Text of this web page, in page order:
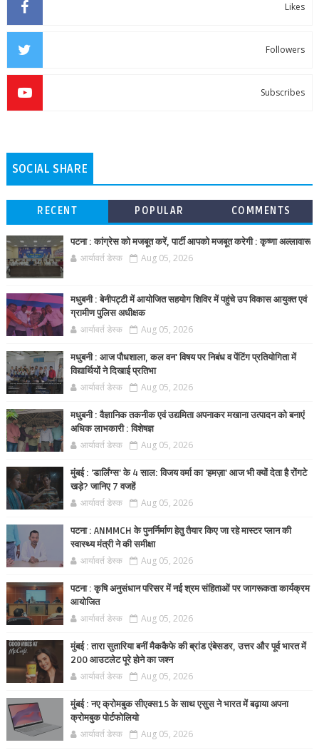
Likes
Followers
Subscribes
SOCIAL SHARE
RECENT POPULAR COMMENTS
पटना : कांग्रेस को मजबूत करें, पार्टी आपको मजबूत करेगी : कृष्णा अल्लावारू
आर्यावर्त डेस्क Aug 05, 2026
मधुबनी : बेनीपट्टी में आयोजित सहयोग शिविर में पहुंचे उप विकास आयुक्त एवं
ग्रामीण पुलिस अधीक्षक
आर्यावर्त डेस्क Aug 05, 2026
मधुबनी : आज पौधशाला, कल वन' विषय पर निबंध व पेंटिंग प्रतियोगिता में
विद्यार्थियों ने दिखाई प्रतिभा
आर्यावर्त डेस्क Aug 05, 2026
मधुबनी : वैज्ञानिक तकनीक एवं उद्यमिता अपनाकर मखाना उत्पादन को बनाएं
अधिक लाभकारी : विशेषज्ञ
आर्यावर्त डेस्क Aug 05, 2026
मुंबई : 'डार्लिंग्स' के 4 साल: विजय वर्मा का 'हमज़ा' आज भी क्यों देता है रोंगटे
खड़े? जानिए 7 वजहें
आर्यावर्त डेस्क Aug 05, 2026
पटना : ANMMCH के पुनर्निर्माण हेतु तैयार किए जा रहे मास्टर प्लान की
स्वास्थ्य मंत्री ने की समीक्षा
आर्यावर्त डेस्क Aug 05, 2026
पटना : कृषि अनुसंधान परिसर में नई श्रम संहिताओं पर जागरूकता कार्यक्रम
आयोजित
आर्यावर्त डेस्क Aug 05, 2026
मुंबई : तारा सुतारिया बनीं मैककैफे की ब्रांड एंबेसडर, उत्तर और पूर्व भारत में
200 आउटलेट पूरे होने का जश्न
आर्यावर्त डेस्क Aug 05, 2026
मुंबई : नए क्रोमबुक सीएक्स15 के साथ एसुस ने भारत में बढ़ाया अपना
क्रोमबुक पोर्टफोलियो
आर्यावर्त डेस्क Aug 05, 2026